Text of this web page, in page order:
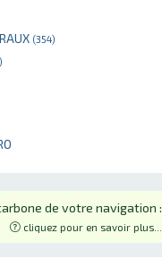
(354)
de votre navigation :
cliquez pour en savoir plus...